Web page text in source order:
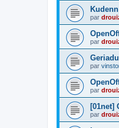
par
par
par
par
[01net]
par